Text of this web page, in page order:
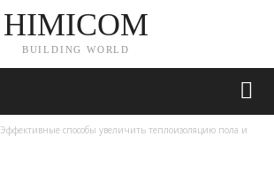
HIMICOM
BUILDING WORLD
Эффективные способы увеличить теплоизоляцию пола и